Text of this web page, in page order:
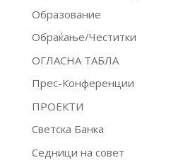
Образование
Обраќање/Честитки
ОГЛАСНА ТАБЛА
Прес-Конференции
ПРОЕКТИ
Светска Банка
Седници на совет